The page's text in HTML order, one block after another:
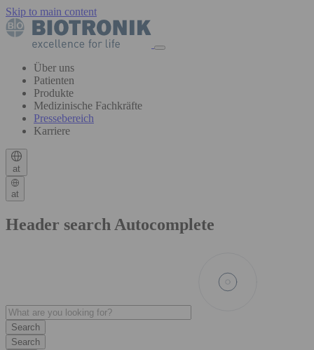
Skip to main content
Über uns
Patienten
Produkte
Medizinische Fachkräfte
Pressebereich
Karriere
at
at
Header search Autocomplete
Search